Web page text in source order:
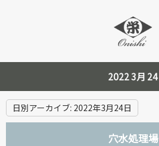
2022 3月 24
日別アーカイブ: 2022年3月24日
穴水処理場